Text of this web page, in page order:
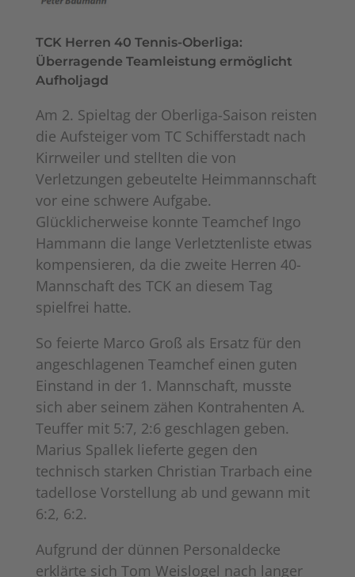
TCK Herren 40 Tennis-Oberliga:
Überragende Teamleistung ermöglicht
Aufholjagd
Am 2. Spieltag der Oberliga-Saison reisten
die Aufsteiger vom TC Schifferstadt nach
Kirrweiler und stellten die von
Verletzungen gebeutelte Heimmannschaft
vor eine schwere Aufgabe.
Glücklicherweise konnte Teamchef Ingo
Hammann die lange Verletztenliste etwas
kompensieren, da die zweite Herren 40-
Mannschaft des TCK an diesem Tag
spielfrei hatte.
So feierte Marco Groß als Ersatz für den
angeschlagenen Teamchef einen guten
Einstand in der 1. Mannschaft, musste
sich aber seinem zähen Kontrahenten A.
Teuffer mit 5:7, 2:6 geschlagen geben.
Marius Spallek lieferte gegen den
technisch starken Christian Trarbach eine
tadellose Vorstellung ab und gewann mit
6:2, 6:2.
Aufgrund der dünnen Personaldecke
erklärte sich Tom Weislogel nach langer